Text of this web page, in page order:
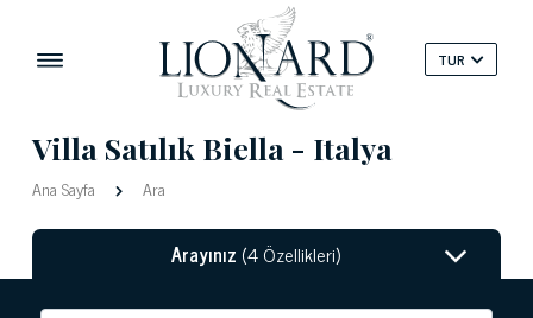
TUR
Villa Satılık Biella - Italya
Ana Sayfa Ara
Arayınız (4 Özellikleri)